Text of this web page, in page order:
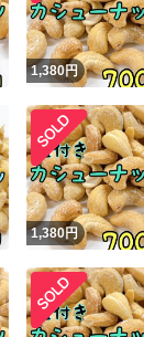
1,380円
1,380円